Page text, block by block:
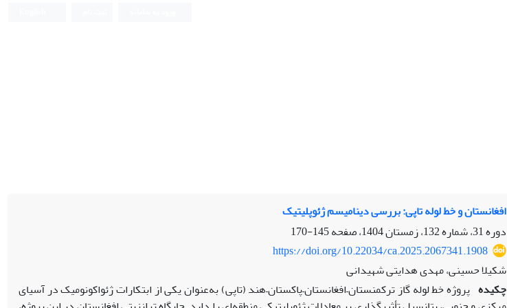
افغانستان و خط لوله تاپی: بررسی دینامیسم ژئوپلیتیک
دوره 31، شماره 132، زمستان 1404، صفحه
145-170
https://doi.org/10.22034/ca.2025.2067341.1908
شکیلا حسینی، مهدی هدایتی شهیدانی
چکیده پروژه خط لوله گاز ترکمنستان–افغانستان–پاکستان–هند (تاپی) به‌عنوان یکی از ابتکارات ژئواکونومیک در آسیای